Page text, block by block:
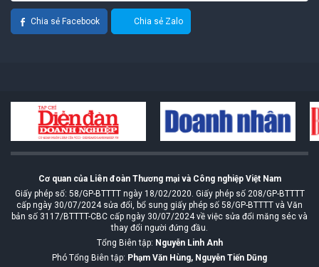
Chia sẻ Facebook Chia sẻ Zalo
Cơ quan của Liên đoàn Thương mại và Công nghiệp Việt Nam
Giấy phép số: 58/GP-BTTTT ngày 18/02/2020. Giấy phép số 208/GP-BTTTT
cấp ngày 30/07/2024 sửa đổi, bổ sung giấy phép số 58/GP-BTTTT và Văn
bản số 3117/BTTTT-CBC cấp ngày 30/07/2024 về việc sửa đổi măng séc và
thay đổi người đứng đầu.
Tổng Biên tập: Nguyễn Linh Anh
Phó Tổng Biên tập: Phạm Văn Hùng, Nguyễn Tiến Dũng